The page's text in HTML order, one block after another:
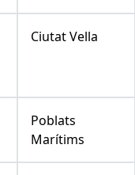
Ciutat Vella
Poblats
Marítims